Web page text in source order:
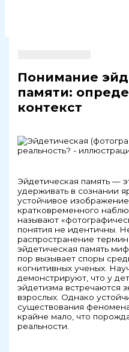
Понимание
памяти:
контекст
Эйдетическая память —
удерживать в сознании
устойчивое
кратковременного
называют
понятия не идентичны.
распространение
эйдетическая память
пор вызывает споры
когнитивных ученых.
демонстрируют, что у
эйдетизма встречаются
взрослых. Однако
существования
крайне мало, что
реальности.